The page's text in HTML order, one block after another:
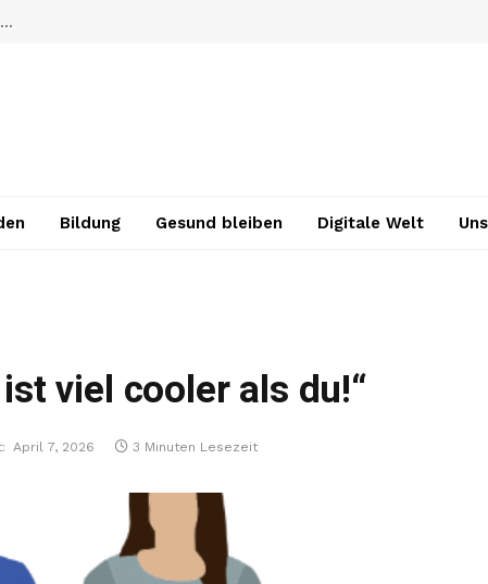
Ständig abgelenkt? Warum Kinder heute schwerer zur Ruhe finden
Bildung Gesund bleiben Digitale Welt
viel cooler als du!“
April 7, 2026 3 Minuten Lesezeit